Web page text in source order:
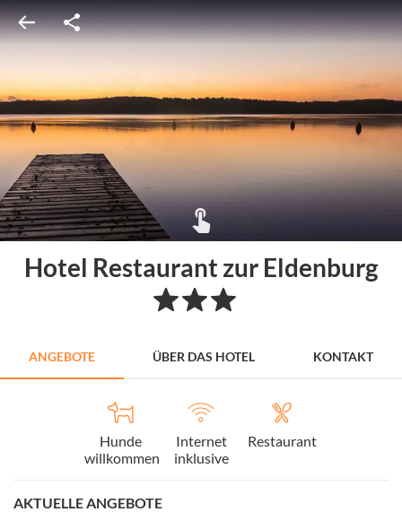
Hotel Restaurant zur Eldenburg
ANGEBOTE ÜBER DAS HOTEL KONTAKT
Hunde
willkommen
Internet
inklusive
Restaurant
AKTUELLE ANGEBOTE